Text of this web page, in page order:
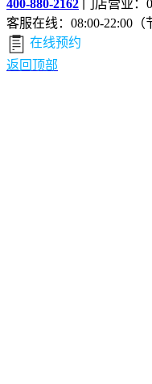
400-880-2162 门店营业：
客服在线：08:00-22:00（
在线预约
返回顶部